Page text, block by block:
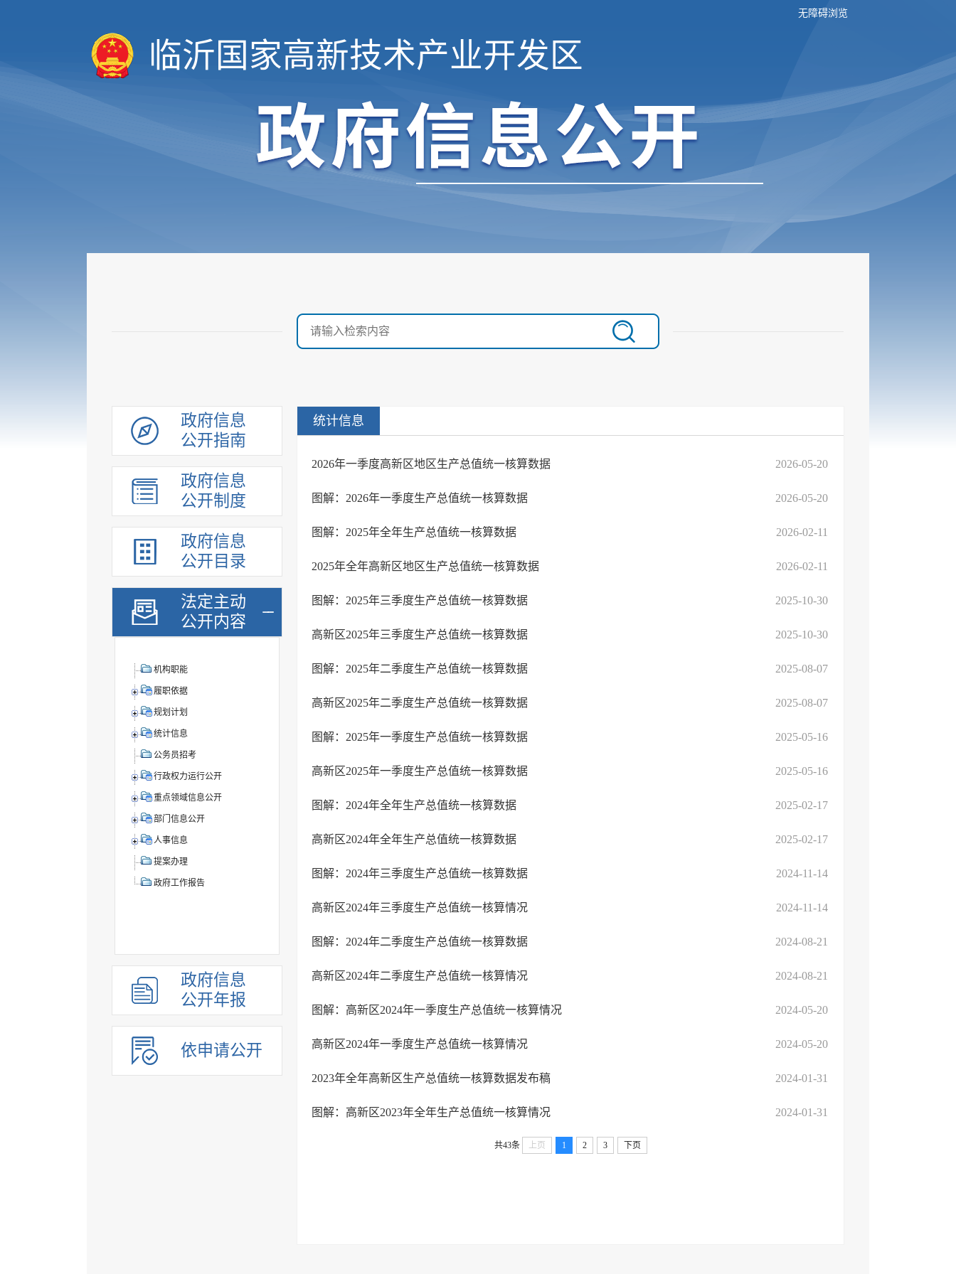
无障碍浏览
临沂国家高新技术产业开发区
政府信息
公开指南
政府信息
公开制度
政府信息
公开目录
法定主动
公开内容
机构职能
履职依据
规划计划
统计信息
公务员招考
行政权力运行公开
重点领域信息公开
部门信息公开
人事信息
提案办理
政府工作报告
政府信息
公开年报
依申请公开
统计信息
2026年一季度高新区地区生产总值统一核算数据 2026-05-20
图解：2026年一季度生产总值统一核算数据 2026-05-20
图解：2025年全年生产总值统一核算数据 2026-02-11
2025年全年高新区地区生产总值统一核算数据 2026-02-11
图解：2025年三季度生产总值统一核算数据 2025-10-30
高新区2025年三季度生产总值统一核算数据 2025-10-30
图解：2025年二季度生产总值统一核算数据 2025-08-07
高新区2025年二季度生产总值统一核算数据 2025-08-07
图解：2025年一季度生产总值统一核算数据 2025-05-16
高新区2025年一季度生产总值统一核算数据 2025-05-16
图解：2024年全年生产总值统一核算数据 2025-02-17
高新区2024年全年生产总值统一核算数据 2025-02-17
图解：2024年三季度生产总值统一核算数据 2024-11-14
高新区2024年三季度生产总值统一核算情况 2024-11-14
图解：2024年二季度生产总值统一核算数据 2024-08-21
高新区2024年二季度生产总值统一核算情况 2024-08-21
图解：高新区2024年一季度生产总值统一核算情况 2024-05-20
高新区2024年一季度生产总值统一核算情况 2024-05-20
2023年全年高新区生产总值统一核算数据发布稿 2024-01-31
图解：高新区2023年全年生产总值统一核算情况 2024-01-31
共43条 上页 1 2 3 下页